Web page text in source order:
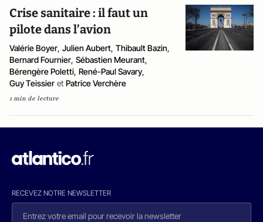
Crise sanitaire : il faut un
pilote dans l’avion
Valérie Boyer, Julien Aubert, Thibault Bazin,
Bernard Fournier, Sébastien Meurant,
Bérengère Poletti, René-Paul Savary,
Guy Teissier et Patrice Verchère
1 min de lecture
RECEVEZ NOTRE NEWSLETTER